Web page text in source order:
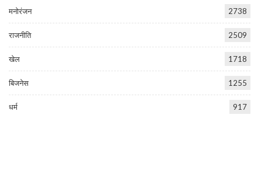
मनोरंजन 2738
राजनीति 2509
खेल 1718
बिजनेस 1255
धर्म 917